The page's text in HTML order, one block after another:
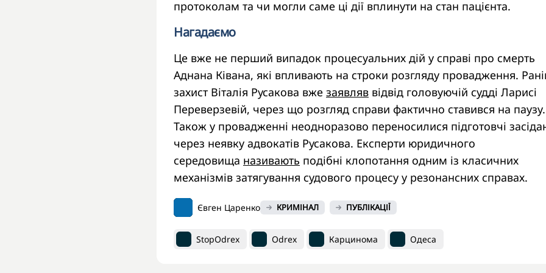
протоколам та чи могли саме ці дії вплинути на стан пацієнта.
Нагадаємо
Це вже не перший випадок процесуальних дій у справі про смерть
Аднана Ківана, які впливають на строки розгляду провадження.
захист Віталія Русакова вже заявляв відвід головуючій судді Ларисі
Переверзевій, через що розгляд справи фактично ставився на паузу.
Також у провадженні неодноразово переносилися підготовчі
через неявку адвокатів Русакова. Експерти юридичного
середовища називають подібні клопотання одним із класичних
механізмів затягування судового процесу у резонансних справах.
Євген Царенко КРИМІНАЛ ПУБЛІКАЦІЇ
StopOdrex Odrex Карцинома Одеса